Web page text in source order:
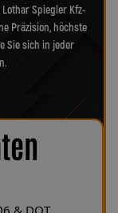
Lothar Spiegler Kfz-
Präzision, höchste
Sie sich in jeder
& DOT